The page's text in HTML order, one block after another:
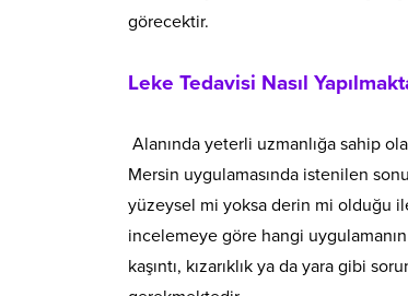
görecektir.
Leke Tedavisi Nasıl
Alanında yeterli uzmanlığa sahip
Mersin uygulamasında istenilen
yüzeysel mi yoksa derin mi olduğu
incelemeye göre hangi
kaşıntı, kızarıklık ya da yara gibi